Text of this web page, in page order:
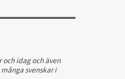
idag och även
svenskar i